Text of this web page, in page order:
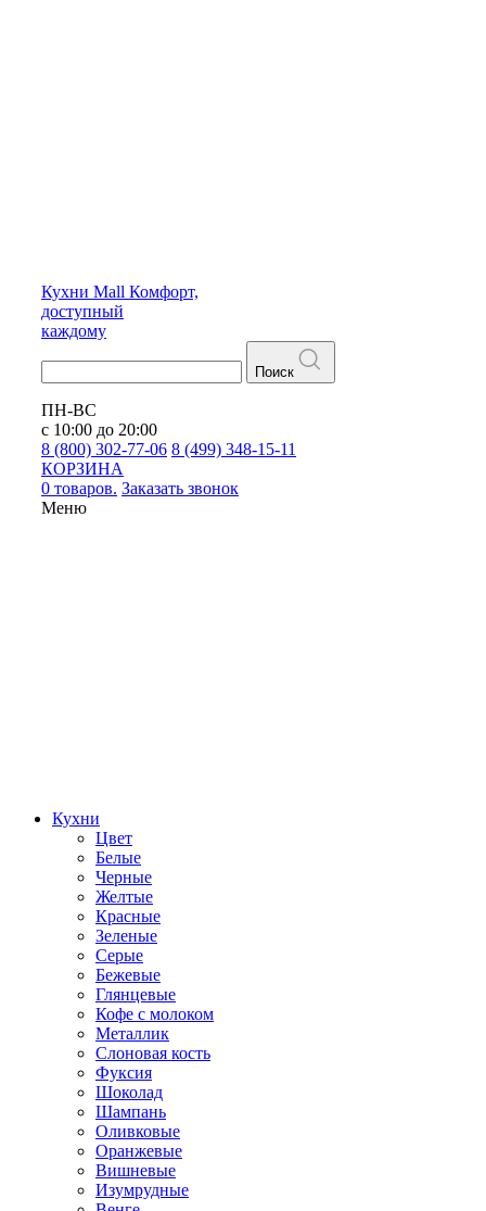
Кухни Mall Комфорт,
доступный
каждому
Поиск
ПН-ВС
с 10:00 до 20:00
8 (800) 302-77-06 8 (499) 348-15-11
КОРЗИНА
0 товаров. Заказать звонок
Меню
Кухни
Цвет
Белые
Черные
Желтые
Красные
Зеленые
Серые
Бежевые
Глянцевые
Кофе с молоком
Металлик
Слоновая кость
Фуксия
Шоколад
Шампань
Оливковые
Оранжевые
Вишневые
Изумрудные